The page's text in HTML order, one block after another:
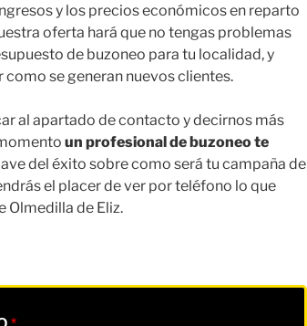
y los precios económicos en reparto
oferta hará que no tengas problemas
de buzoneo para tu localidad, y
se generan nuevos clientes.
al apartado de contacto y decirnos más
un profesional de buzoneo te
del éxito sobre como será tu campaña de
el placer de ver por teléfono lo que
Olmedilla de Eliz.